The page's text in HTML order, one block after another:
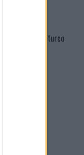
Agostina Diturco